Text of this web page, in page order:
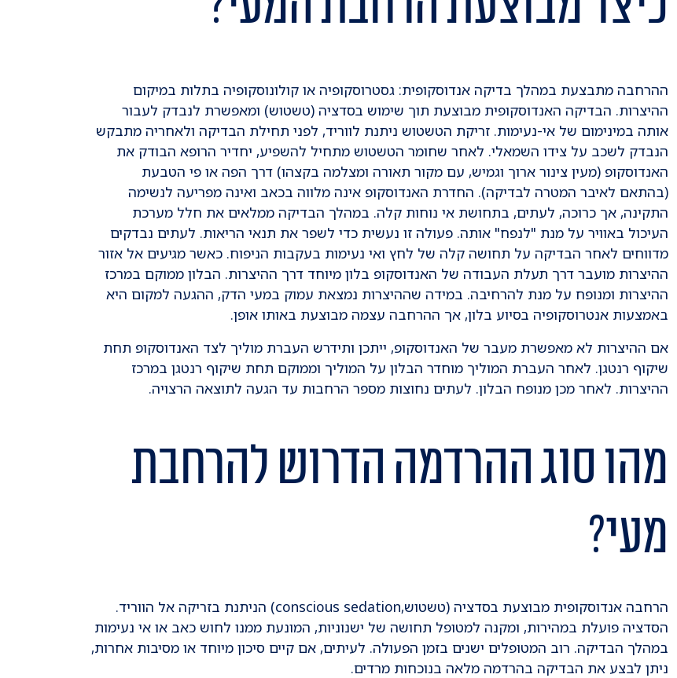
ההרחבה מתבצעת במהלך בדיקה אנדוסקופית: גסטרוסקופיה או קולונוסקופיה בתלות במיקום
ההיצרות. הבדיקה האנדוסקופית מבוצעת תוך שימוש בסדציה (טשטוש) ומאפשרת לנבדק לעבור
אותה במינימום של אי-נעימות. זריקת הטשטוש ניתנת לווריד, לפני תחילת הבדיקה ולאחריה מתבקש
הנבדק לשכב על צידו השמאלי. לאחר שחומר הטשטוש מתחיל להשפיע, יחדיר הרופא הבודק את
האנדוסקופ (מעין צינור ארוך וגמיש, עם מקור תאורה ומצלמה בקצהו) דרך הפה או פי הטבעת
(בהתאם לאיבר המטרה לבדיקה). החדרת האנדוסקופ אינה מלווה בכאב ואינה מפריעה לנשימה
התקינה, אך כרוכה, לעתים, בתחושת אי נוחות קלה. במהלך הבדיקה ממלאים את חלל מערכת
העיכול באוויר על מנת "לנפח" אותה. פעולה זו נעשית כדי לשפר את תנאי הריאות. לעתים נבדקים
מדווחים לאחר הבדיקה על תחושה קלה של לחץ ואי נעימות בעקבות הניפוח. כאשר מגיעים אל אזור
ההיצרות מועבר דרך תעלת העבודה של האנדוסקופ בלון מיוחד דרך ההיצרות. הבלון ממוקם במרכז
ההיצרות ומנופח על מנת להרחיבה. במידה שההיצרות נמצאת עמוק במעי הדק, ההגעה למקום היא
באמצעות אנטרוסקופיה בסיוע בלון, אך ההרחבה עצמה מבוצעת באותו אופן.
אם ההיצרות לא מאפשרת מעבר של האנדוסקופ, ייתכן ותידרש העברת מוליך לצד האנדוסקופ תחת
שיקוף רנטגן. לאחר העברת המוליך מוחדר הבלון על המוליך וממוקם תחת שיקוף רנטגן במרכז
ההיצרות. לאחר מכן מנופח הבלון. לעתים נחוצות מספר הרחבות עד הגעה לתוצאה הרצויה.
מהו סוג ההרדמה הדרוש להרחבת
מעי?
הרחבה אנדוסקופית מבוצעת בסדציה (טשטוש,conscious sedation) הניתנת בזריקה אל הווריד.
הסדציה פועלת במהירות, ומקנה למטופל תחושה של ישנוניות, המונעת ממנו לחוש כאב או אי נעימות
במהלך הבדיקה. רוב המטופלים ישנים בזמן הפעולה. לעיתים, אם קיים סיכון מיוחד או מסיבות אחרות,
ניתן לבצע את הבדיקה בהרדמה מלאה בנוכחות מרדים.